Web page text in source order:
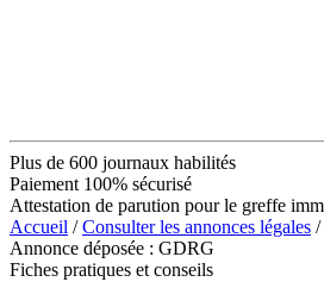
Plus de 600 journaux habilités
Paiement 100% sécurisé
Attestation de parution pour le greffe
Accueil /Consulter les annonces légales /
Annonce déposée : GDRG
Fiches pratiques et conseils